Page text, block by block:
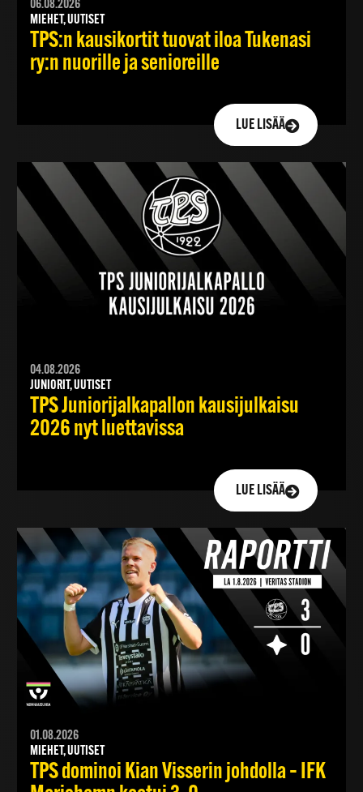
06.08.2026
MIEHET, UUTISET
TPS:n kausikortit tuovat iloa Tukenasi
ry:n nuorille ja senioreille
LUE LISÄÄ
04.08.2026
JUNIORIT, UUTISET
TPS Juniorijalkapallon kausijulkaisu
2026 nyt luettavissa
LUE LISÄÄ
01.08.2026
MIEHET, UUTISET
TPS dominoi Kian Visserin johdolla – IFK